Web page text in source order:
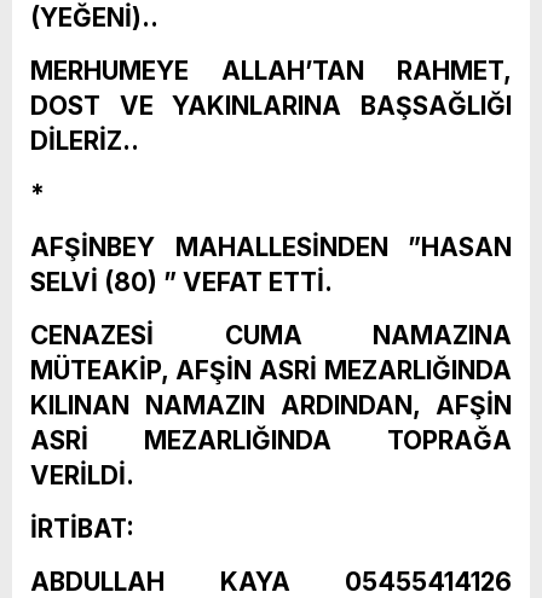
(YEĞENİ)..
MERHUMEYE ALLAH’TAN RAHMET,
DOST VE YAKINLARINA BAŞSAĞLIĞI
DİLERİZ..
*
AFŞİNBEY MAHALLESİNDEN ”HASAN
SELVİ (80) ” VEFAT ETTİ.
CENAZESİ CUMA NAMAZINA
MÜTEAKİP, AFŞİN ASRİ MEZARLIĞINDA
KILINAN NAMAZIN ARDINDAN, AFŞİN
ASRİ MEZARLIĞINDA TOPRAĞA
VERİLDİ.
İRTİBAT:
ABDULLAH KAYA 05455414126